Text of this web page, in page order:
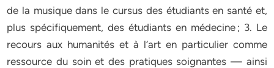
de la musique dans le cursus des étudiants en santé et,
plus spécifiquement, des étudiants en médecine ; 3. Le
recours aux humanités et à l’art en particulier comme
ressource du soin et des pratiques soignantes — ainsi